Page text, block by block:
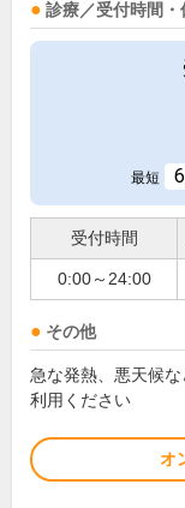
診療／受付時間・
最短 6
受付時間
0:00～24:00
その他
急な発熱、悪天候
利用ください
オ